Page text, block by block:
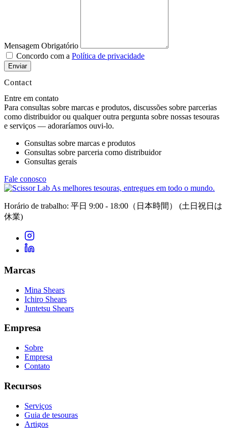
Mensagem Obrigatório
Concordo com a Política de privacidade
Enviar
Contact
Entre em contato
Para consultas sobre marcas e produtos, discussões sobre parcerias
como distribuidor ou qualquer outra pergunta sobre nossas tesouras
e serviços — adoraríamos ouvi-lo.
Consultas sobre marcas e produtos
Consultas sobre parceria como distribuidor
Consultas gerais
Fale conosco
As melhores tesouras, entregues em todo o mundo.
Horário de trabalho: 平日 9:00 - 18:00（日本時間） (土日祝日は
休業)
Marcas
Mina Shears
Ichiro Shears
Juntetsu Shears
Empresa
Sobre
Empresa
Contato
Recursos
Serviços
Guia de tesouras
Artigos